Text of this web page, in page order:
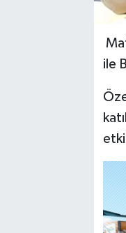
ile